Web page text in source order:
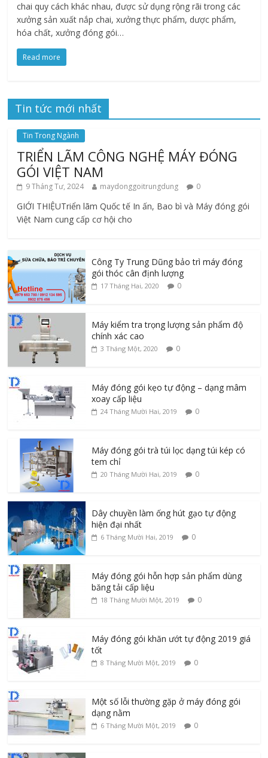
chai quy cách khác nhau, được sử dụng rộng rãi trong các
xưởng sản xuất nắp chai, xưởng thực phẩm, dược phẩm,
hóa chất, xưởng đóng gói…
Read more
Tin tức mới nhất
Tin Trong Ngành
TRIỂN LÃM CÔNG NGHỆ MÁY ĐÓNG
GÓI VIỆT NAM
9 Tháng Tư, 2024 maydonggoitrungdung 0
GIỚI THIỆUTriển lãm Quốc tế In ấn, Bao bì và Máy đóng gói
Việt Nam cung cấp cơ hội cho
Công Ty Trung Dũng bảo trì máy đóng
gói thóc cân định lượng
17 Tháng Hai, 2020 0
Máy kiểm tra trọng lượng sản phẩm độ
chính xác cao
3 Tháng Một, 2020 0
Máy đóng gói kẹo tự động – dạng mâm
xoay cấp liệu
24 Tháng Mười Hai, 2019 0
Máy đóng gói trà túi lọc dạng túi kép có
tem chỉ
20 Tháng Mười Hai, 2019 0
Dây chuyền làm ống hút gạo tự động
hiện đại nhất
6 Tháng Mười Hai, 2019 0
Máy đóng gói hỗn hợp sản phẩm dùng
băng tải cấp liệu
18 Tháng Mười Một, 2019 0
Máy đóng gói khăn ướt tự động 2019 giá
tốt
8 Tháng Mười Một, 2019 0
Một số lỗi thường gặp ở máy đóng gói
dạng nằm
6 Tháng Mười Một, 2019 0